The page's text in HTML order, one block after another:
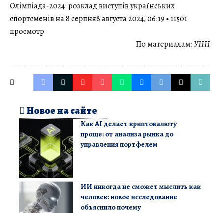
Олімпіада-2024: розклад виступів українських
спортсменів на 8 серпня8 августа 2024, 06:19 • 11501
просмотр
По материалам: УНН
Новое на сайте
Как AI делает криптовалюту
проще: от анализа рынка до
управления портфелем
ИИ никогда не сможет мыслить как
человек: новое исследование
объяснило почему